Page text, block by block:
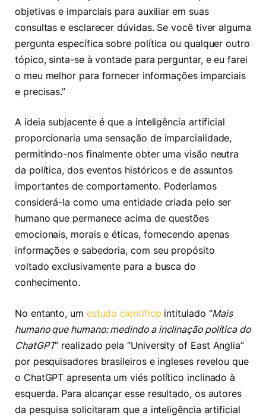
objetivas e imparciais para auxiliar em suas
consultas e esclarecer dúvidas. Se você tiver alguma
pergunta específica sobre política ou qualquer outro
tópico, sinta-se à vontade para perguntar, e eu farei
o meu melhor para fornecer informações imparciais
e precisas.”
A ideia subjacente é que a inteligência artificial
proporcionaria uma sensação de imparcialidade,
permitindo-nos finalmente obter uma visão neutra
da política, dos eventos históricos e de assuntos
importantes de comportamento. Poderíamos
considerá-la como uma entidade criada pelo ser
humano que permanece acima de questões
emocionais, morais e éticas, fornecendo apenas
informações e sabedoria, com seu propósito
voltado exclusivamente para a busca do
conhecimento.
No entanto, um estudo cientifico intitulado “Mais
humano que humano: medindo a inclinação política do
ChatGPT” realizado pela “University of East Anglia”
por pesquisadores brasileiros e ingleses revelou que
o ChatGPT apresenta um viés político inclinado à
esquerda. Para alcançar esse resultado, os autores
da pesquisa solicitaram que a inteligência artificial